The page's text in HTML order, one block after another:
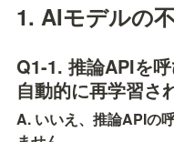
1. AIモデルの
Q1-1. 推論APIを
自動的に再学習さ
A. いいえ、推論APIの